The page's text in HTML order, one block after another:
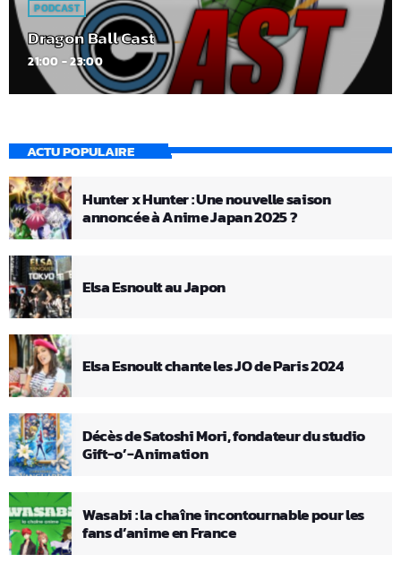
PODCAST
Dragon Ball Cast
21:00 - 23:00
ACTU POPULAIRE
Hunter x Hunter : Une nouvelle saison
annoncée à Anime Japan 2025 ?
Elsa Esnoult au Japon
Elsa Esnoult chante les JO de Paris 2024
Décès de Satoshi Mori, fondateur du studio
Gift-o’-Animation
Wasabi : la chaîne incontournable pour les
fans d’anime en France